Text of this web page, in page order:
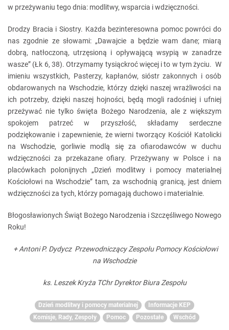
w przeżywaniu tego dnia: modlitwy, wsparcia i wdzięczności.
Drodzy Bracia i Siostry. Każda bezinteresowna pomoc powróci do
nas zgodnie ze słowami: „Dawajcie a będzie wam dane; miarą
dobrą, natłoczoną, utrzęsioną i opływającą wsypią w zanadrze
wasze” (Łk 6, 38). Otrzymamy tysiąckroć więcej i to w tym życiu. W
imieniu wszystkich, Pasterzy, kapłanów, sióstr zakonnych i osób
obdarowanych na Wschodzie, którzy dzięki naszej wrażliwości na
ich potrzeby, dzięki naszej hojności, będą mogli radośniej i ufniej
przeżywać nie tylko święta Bożego Narodzenia, ale z większym
spokojem patrzeć w przyszłość, składamy serdeczne
podziękowanie i zapewnienie, że wierni tworzący Kościół Katolicki
na Wschodzie, gorliwie modlą się za ofiarodawców w duchu
wdzięczności za przekazane ofiary. Przeżywany w Polsce i na
placówkach polonijnych „Dzień modlitwy i pomocy materialnej
Kościołowi na Wschodzie” tam, za wschodnią granicą, jest dniem
wdzięczności za tych, którzy pomagają duchowo i materialnie.
Błogosławionych Świąt Bożego Narodzenia i Szczęśliwego Nowego
Roku!
+ Antoni P. Dydycz Przewodniczący Zespołu Pomocy Kościołowi
na Wschodzie
ks. Leszek Kryża TChr Dyrektor Biura Zespołu
Dzień modlitwy i pomocy materialnej
Informacje KEP
Komisje, Rady, Zespoły
Pomoc Pozostałe Wschód